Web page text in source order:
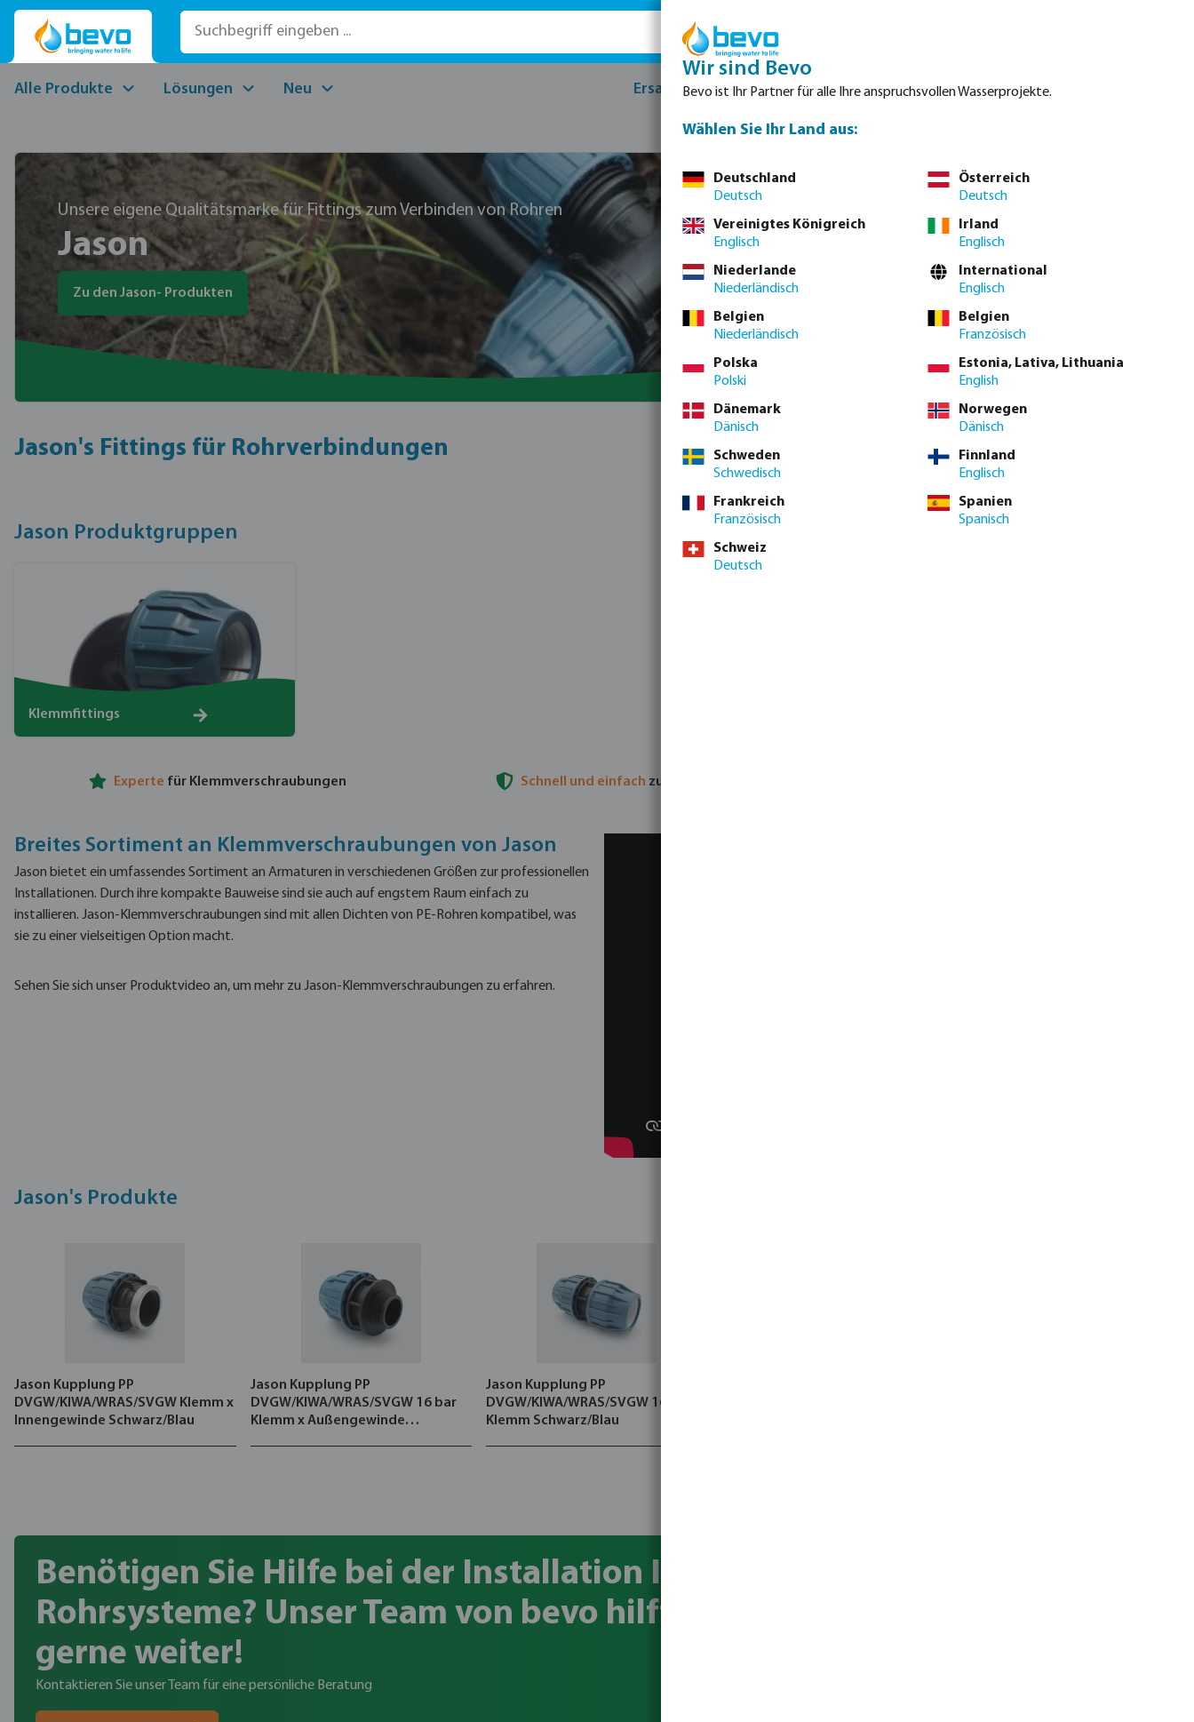
Hauptinhalt springen
Zur Suche springen
Zur Hauptnavigation springen
Alle Produkte Lösungen Neu Ersatzteile Produktdatenblätter Waterpoints Service
Unsere eigene Qualitätsmarke für Fittings zum Verbinden von Rohren
Jason
Zu den Jason- Produkten
Jason's Fittings für Rohrverbindungen
Jason Produktgruppen
Klemmfittings
Experte für Klemmverschraubungen Schnell und einfach zu installieren
Breites Sortiment an Klemmverschraubungen von Jason
Jason bietet ein umfassendes Sortiment an Armaturen in verschiedenen Größen zur professionellen
Installationen. Durch ihre kompakte Bauweise sind sie auch auf engstem Raum einfach zu
installieren. Jason-Klemmverschraubungen sind mit allen Dichten von PE-Rohren kompatibel, was
sie zu einer vielseitigen Option macht.
Sehen Sie sich unser Produktvideo an, um mehr zu Jason-Klemmverschraubungen zu erfahren.
Jason's Produkte
Jason Kupplung PP
DVGW/KIWA/WRAS/SVGW Klemm x
Innengewinde Schwarz/Blau
Jason Kupplung PP
DVGW/KIWA/WRAS/SVGW 16 bar
Klemm x Außengewinde
Jason Kupplung PP
DVGW/KIWA/WRAS/SVGW 16 bar
Klemm Schwarz/Blau
Benötigen Sie Hilfe bei der Installation Ihrer PE-
Rohrsysteme? Unser Team von bevo hilft Ihnen
gerne weiter!
Kontaktieren Sie unser Team für eine persönliche Beratung
Wir sind Bevo
Bevo ist Ihr Partner für alle Ihre anspruchsvollen Wasserprojekte.
Wählen Sie Ihr Land aus:
Deutschland
Deutsch
Österreich
Deutsch
Vereinigtes Königreich
Englisch
Irland
Englisch
Niederlande
Niederländisch
International
Englisch
Belgien
Niederländisch
Belgien
Französisch
Polska
Polski
Estonia, Lativa, Lithuania
English
Dänemark
Dänisch
Norwegen
Dänisch
Schweden
Schwedisch
Finnland
Englisch
Frankreich
Französisch
Spanien
Spanisch
Schweiz
Deutsch